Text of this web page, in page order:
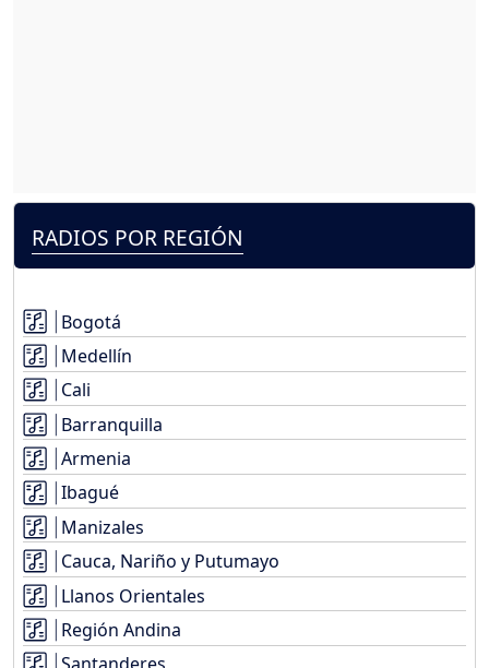
RADIOS POR REGIÓN
Bogotá
Medellín
Cali
Barranquilla
Armenia
Ibagué
Manizales
Cauca, Nariño y Putumayo
Llanos Orientales
Región Andina